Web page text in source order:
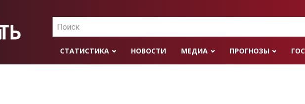
Поиск
СТАТИСТИКА НОВОСТИ МЕДИА ПРОГНОЗЫ